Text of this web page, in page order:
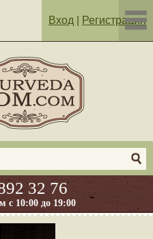
32 76
с 10:00 до 19:00
Вход Регистрация